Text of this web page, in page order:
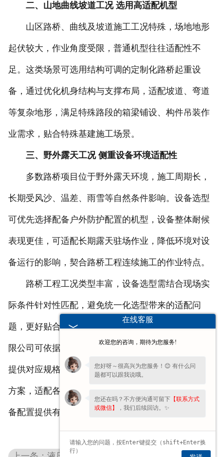
二、山地曲线坡道工况 选用高适配机型
山区路桥、曲线及坡道施工工况特殊，场地地形
起伏较大，作业角度受限，普通机型往往适配性不
足。这类场景可选用结构可调的定制化路桥起重设
备，通过优化机身结构与支撑布局，适配坡道、弯道
等复杂地形，满足特殊路段的箱梁铺设、构件吊装作
业需求，贴合特殊基建施工场景。
三、野外露天工况 侧重设备环境适配性
多数路桥项目位于野外露天环境，施工周期长，
长期受风沙、温差、雨雪等自然条件影响。设备选型
可优先选择配备户外防护配置的机型，设备整体耐候
表现更佳，可适配长期露天驻场作业，降低环境对设
备运行的影响，契合路桥工程连续施工的作业特点。
路桥工程工况类型丰富，设备选型需结合现场实
际条件针对性匹配，避免统一化选型带来的适配问
题，更好贴合项目长期施工规划。河南真牛起重机有
限公司可依据不同路桥项目的地形环境、施工需求，
提供对应规格的架桥机、提梁机、门式起重机等配套
方案，适配各类路桥多工况施工场景，为基建工程设
备配置提供有力支撑。
在线客服
欢迎您的咨询，期待为您服务!
您好呀～很高兴为您服务！😊 有什么问
题都可以跟我说哦。
您还在吗？不方便沟通可留下 【联系方式
或微信】
，我们后续回访。✨